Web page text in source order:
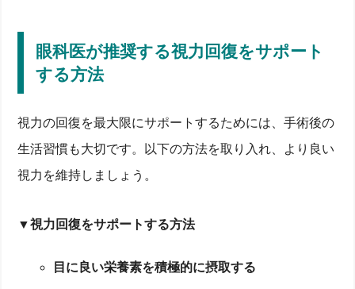
眼科医が推奨する視力回復をサポート
する方法
視力の回復を最大限にサポートするためには、手術後の
生活習慣も大切です。以下の方法を取り入れ、より良い
視力を維持しましょう。
▼視力回復をサポートする方法
目に良い栄養素を積極的に摂取する